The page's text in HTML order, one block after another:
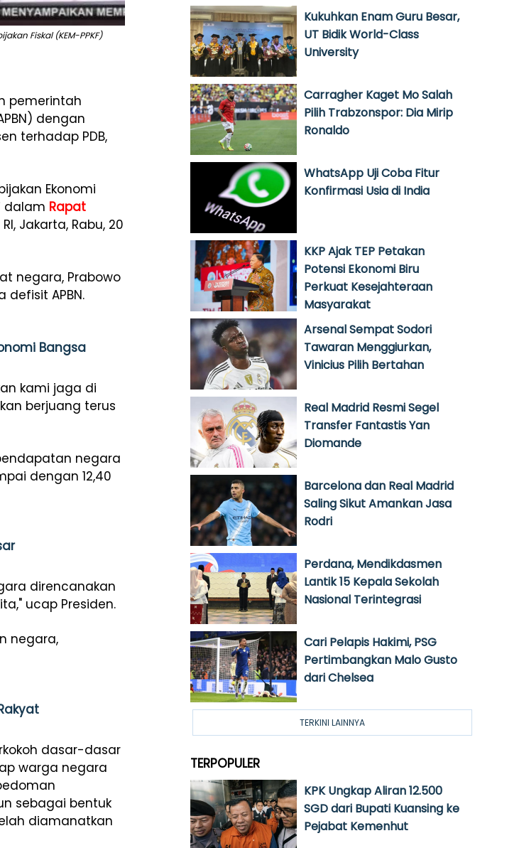
Fiskal (KEM-PPKF)
pemerintah
dengan
terhadap PDB,
Ekonomi
dalam Rapat
Jakarta, Rabu, 20
negara, Prabowo
APBN.
Bangsa
kami jaga di
berjuang terus
negara
dengan 12,40
direncanakan
ucap Presiden.
negara,
dasar-dasar
warga negara
sebagai bentuk
diamanatkan
Kukuhkan Enam Guru Besar,
UT Bidik World-Class
University
Carragher Kaget Mo Salah
Pilih Trabzonspor: Dia Mirip
Ronaldo
WhatsApp Uji Coba Fitur
Konfirmasi Usia di India
KKP Ajak TEP Petakan
Potensi Ekonomi Biru
Perkuat Kesejahteraan
Masyarakat
Arsenal Sempat Sodori
Tawaran Menggiurkan,
Vinicius Pilih Bertahan
Real Madrid Resmi Segel
Transfer Fantastis Yan
Diomande
Barcelona dan Real Madrid
Saling Sikut Amankan Jasa
Rodri
Perdana, Mendikdasmen
Lantik 15 Kepala Sekolah
Nasional Terintegrasi
Cari Pelapis Hakimi, PSG
Pertimbangkan Malo Gusto
dari Chelsea
TERKINI LAINNYA
TERPOPULER
KPK Ungkap Aliran 12.500
SGD dari Bupati Kuansing ke
Pejabat Kemenhut